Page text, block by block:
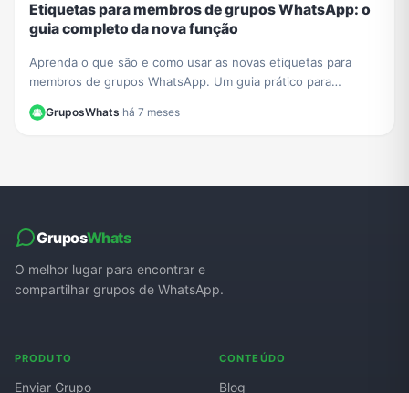
Etiquetas para membros de grupos WhatsApp: o
guia completo da nova função
Aprenda o que são e como usar as novas etiquetas para
membros de grupos WhatsApp. Um guia prático para
GruposWhats·há 7 meses
GruposWhats
O melhor lugar para encontrar e
compartilhar grupos de WhatsApp.
PRODUTO
Enviar Grupo
CONTEÚDO
Blog